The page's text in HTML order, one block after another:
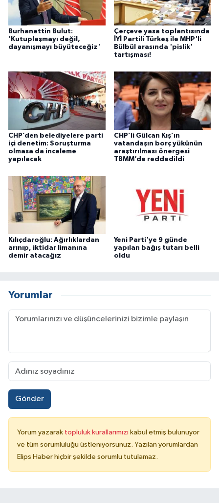
Burhanettin Bulut:
'Kutuplaşmayı değil,
dayanışmayı büyüteceğiz'
Çerçeve yasa toplantısında
İYİ Partili Türkeş ile MHP'li
Bülbül arasında 'pislik'
tartışması!
CHP’den belediyelere parti
içi denetim: Soruşturma
olmasa da inceleme
yapılacak
CHP’li Gülcan Kış’ın
vatandaşın borç yükünün
araştırılması önergesi
TBMM’de reddedildi
Kılıçdaroğlu: Ağırlıklardan
arınıp, iktidar limanına
demir atacağız
Yeni Parti'ye 9 günde
yapılan bağış tutarı belli
oldu
Yorumlar
Gönder
Yorum yazarak topluluk kurallarımızı kabul etmiş bulunuyor
ve tüm sorumluluğu üstleniyorsunuz. Yazılan yorumlardan
Elips Haber hiçbir şekilde sorumlu tutulamaz.